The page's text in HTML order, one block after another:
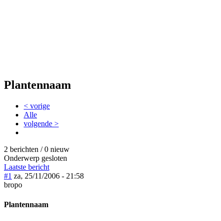
Plantennaam
< vorige
Alle
volgende >
2 berichten / 0 nieuw
Onderwerp gesloten
Laatste bericht
#1 za, 25/11/2006 - 21:58
bropo
Plantennaam